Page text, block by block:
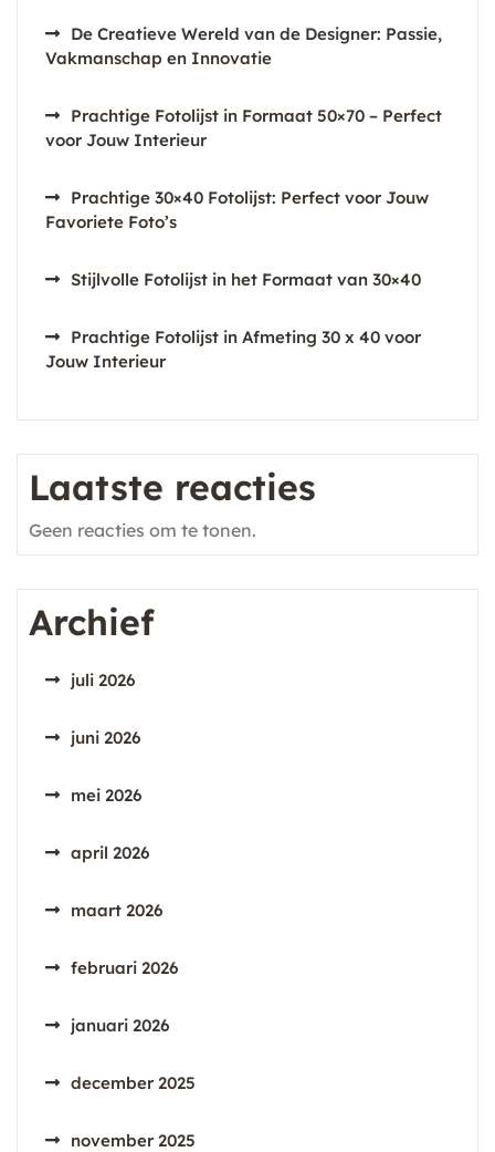
De Creatieve Wereld van de Designer: Passie,
Vakmanschap en Innovatie
Prachtige Fotolijst in Formaat 50×70 – Perfect
voor Jouw Interieur
Prachtige 30×40 Fotolijst: Perfect voor Jouw
Favoriete Foto’s
Stijlvolle Fotolijst in het Formaat van 30×40
Prachtige Fotolijst in Afmeting 30 x 40 voor
Jouw Interieur
Laatste reacties
Geen reacties om te tonen.
Archief
juli 2026
juni 2026
mei 2026
april 2026
maart 2026
februari 2026
januari 2026
december 2025
november 2025